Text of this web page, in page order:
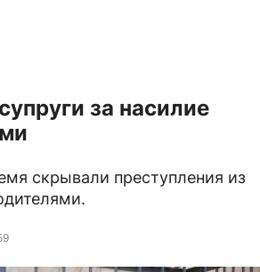
за насилие
скрывали преступления из